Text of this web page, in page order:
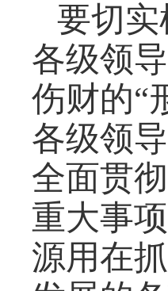
要切
各级领
伤财的“
各级领
全面贯
重大事
源用在